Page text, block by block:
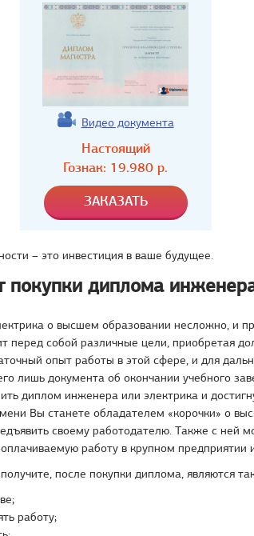
Видео документа
Настоящий
Гознак: 19.980 р.
– это инвестиция в ваше будущее.
покупки диплома
о высшем образовании несложно, и
перед собой различные цели, приобретая
опыт работы в этой сфере, и для
лишь документа об окончании учебного
диплом инженера или электрика и
Вы станете обладателем «корочки» о
своему работодателю. Также с ней
работу в крупном предприятии
после покупки диплома, являются
работу;